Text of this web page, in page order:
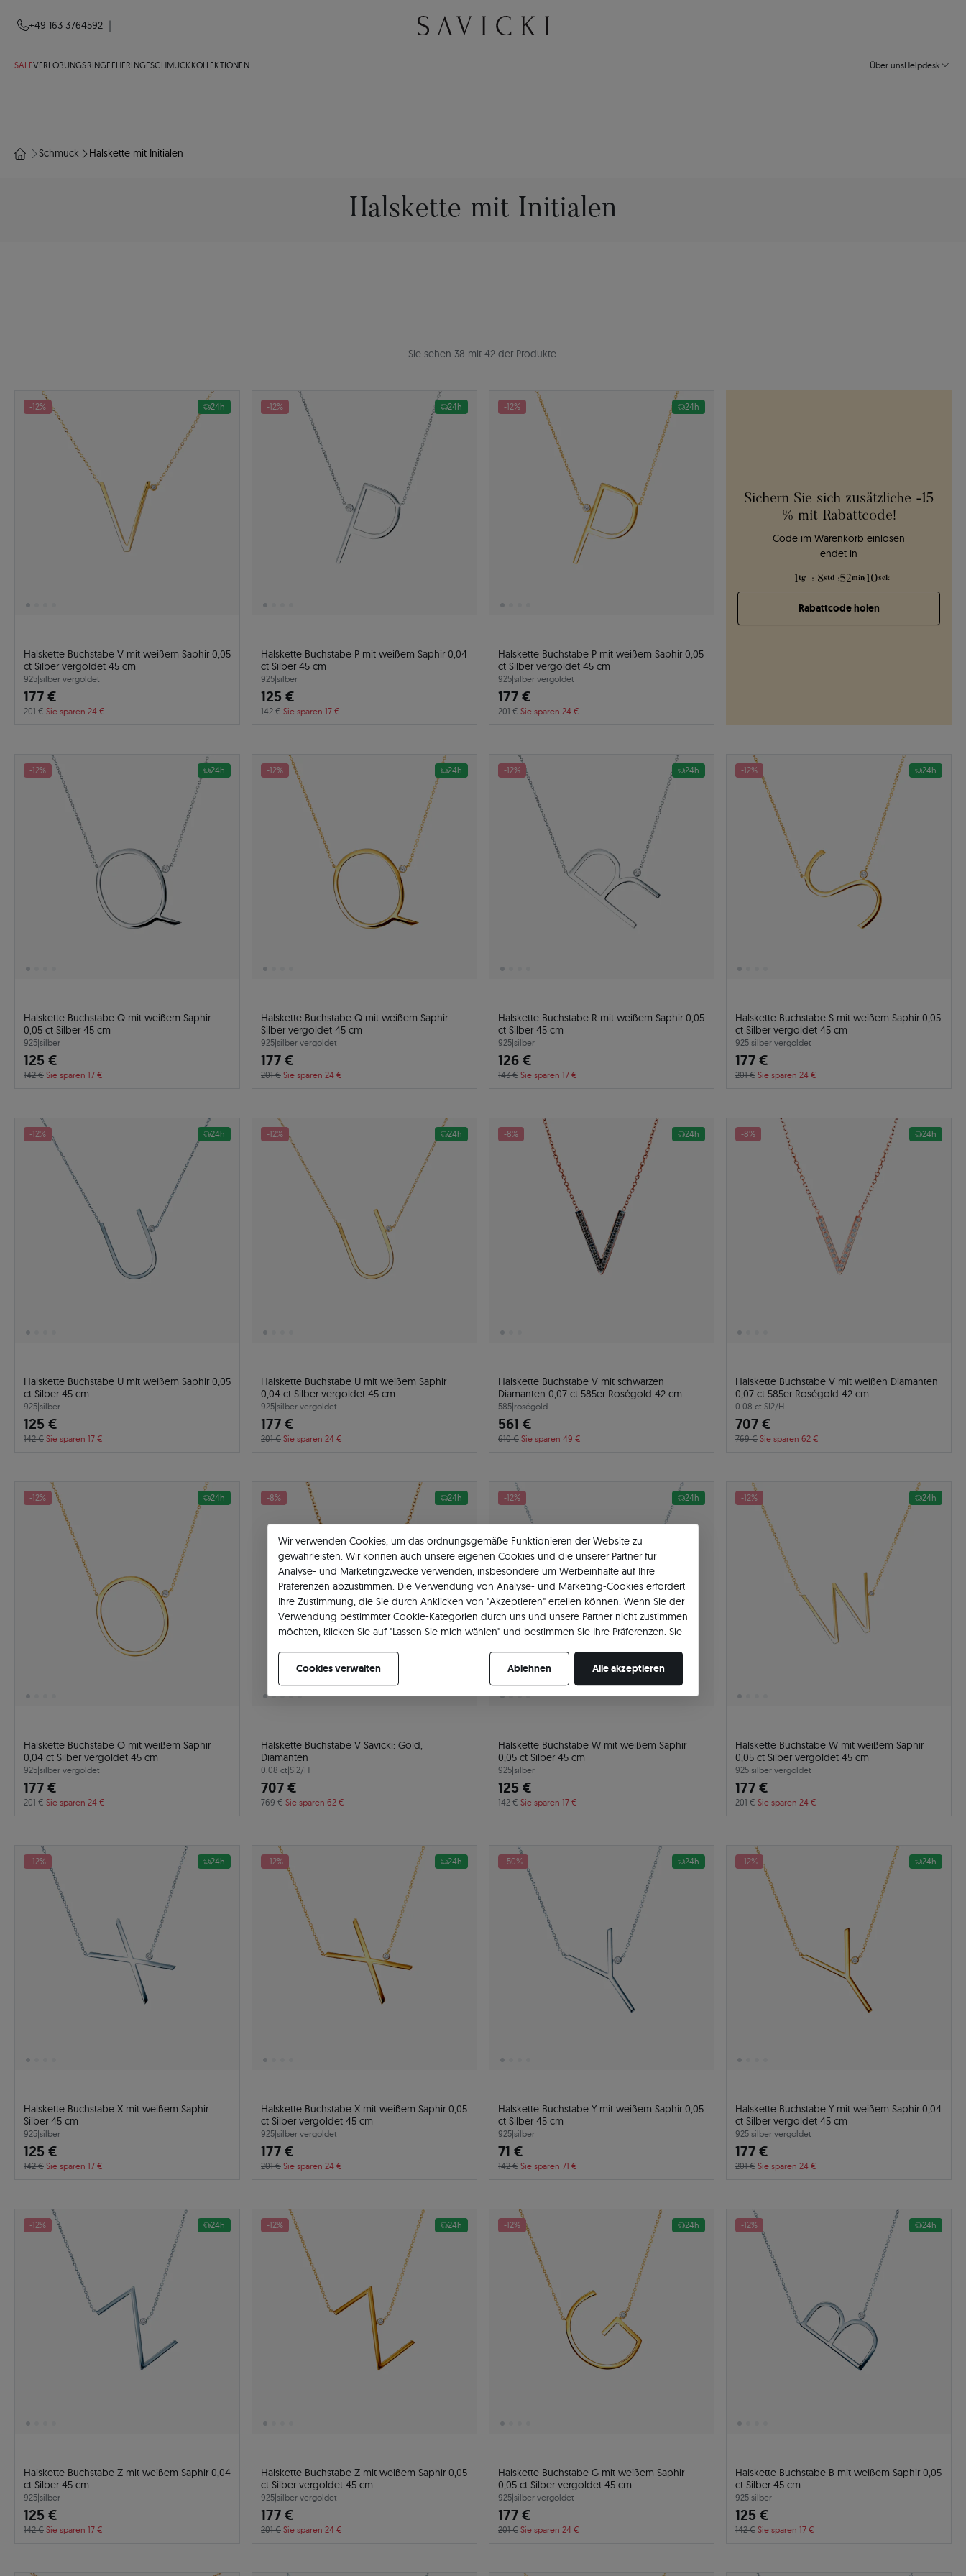
+49 163 3764592
SALEVERLOBUNGSRINGE EHERINGESCHMUCKKOLLEKTIONEN Über unsHelpdesk
Schmuck Halskette mit Initialen
Halskette mit Initialen
Sie sehen 38 mit 42 der Produkte.
Sichern Sie sich zusätzliche -15
% mit Rabattcode!
Code im Warenkorb einlösen
endet in
1 tg : 8std :52min: 9sek
Rabattcode holen
-12% 24h
Halskette Buchstabe V mit weißem Saphir 0,05
ct Silber vergoldet 45 cm
925|silber vergoldet
177 €
201 € Sie sparen 24 €
-12% 24h
Halskette Buchstabe P mit weißem Saphir 0,04
ct Silber 45 cm
925|silber
125 €
142 € Sie sparen 17 €
-12% 24h
Halskette Buchstabe P mit weißem Saphir 0,05
ct Silber vergoldet 45 cm
925|silber vergoldet
177 €
201 € Sie sparen 24 €
-12% 24h
Halskette Buchstabe Q mit weißem Saphir
0,05 ct Silber 45 cm
925|silber
125 €
142 € Sie sparen 17 €
-12% 24h
Halskette Buchstabe Q mit weißem Saphir
Silber vergoldet 45 cm
925|silber vergoldet
177 €
201 € Sie sparen 24 €
-12% 24h
Halskette Buchstabe R mit weißem Saphir 0,05
ct Silber 45 cm
925|silber
126 €
143 € Sie sparen 17 €
-12% 24h
Halskette Buchstabe S mit weißem Saphir 0,05
ct Silber vergoldet 45 cm
925|silber vergoldet
177 €
201 € Sie sparen 24 €
-12% 24h
Halskette Buchstabe U mit weißem Saphir 0,05
ct Silber 45 cm
925|silber
125 €
142 € Sie sparen 17 €
-12% 24h
Halskette Buchstabe U mit weißem Saphir
0,04 ct Silber vergoldet 45 cm
925|silber vergoldet
177 €
201 € Sie sparen 24 €
-8% 24h
Halskette Buchstabe V mit schwarzen
Diamanten 0,07 ct 585er Roségold 42 cm
585|roségold
561 €
610 € Sie sparen 49 €
-8% 24h
Halskette Buchstabe V mit weißen Diamanten
0,07 ct 585er Roségold 42 cm
0.08 ct|SI2/H
707 €
769 € Sie sparen 62 €
-12% 24h
Halskette Buchstabe O mit weißem Saphir
0,04 ct Silber vergoldet 45 cm
925|silber vergoldet
177 €
201 € Sie sparen 24 €
-8% 24h
Halskette Buchstabe V Savicki: Gold,
Diamanten
0.08 ct|SI2/H
707 €
769 € Sie sparen 62 €
-12% 24h
Halskette Buchstabe W mit weißem Saphir
0,05 ct Silber 45 cm
925|silber
125 €
142 € Sie sparen 17 €
-12% 24h
Halskette Buchstabe W mit weißem Saphir
0,05 ct Silber vergoldet 45 cm
925|silber vergoldet
177 €
201 € Sie sparen 24 €
-12% 24h
Halskette Buchstabe X mit weißem Saphir
Silber 45 cm
925|silber
125 €
142 € Sie sparen 17 €
-12% 24h
Halskette Buchstabe X mit weißem Saphir 0,05
ct Silber vergoldet 45 cm
925|silber vergoldet
177 €
201 € Sie sparen 24 €
-50% 24h
Halskette Buchstabe Y mit weißem Saphir 0,05
ct Silber 45 cm
925|silber
71 €
142 € Sie sparen 71 €
-12% 24h
Halskette Buchstabe Y mit weißem Saphir 0,04
ct Silber vergoldet 45 cm
925|silber vergoldet
177 €
201 € Sie sparen 24 €
-12% 24h
Halskette Buchstabe Z mit weißem Saphir 0,04
ct Silber 45 cm
925|silber
125 €
142 € Sie sparen 17 €
-12% 24h
Halskette Buchstabe Z mit weißem Saphir 0,05
ct Silber vergoldet 45 cm
925|silber vergoldet
177 €
201 € Sie sparen 24 €
-12% 24h
Halskette Buchstabe G mit weißem Saphir
0,05 ct Silber vergoldet 45 cm
925|silber vergoldet
177 €
201 € Sie sparen 24 €
-12% 24h
Halskette Buchstabe B mit weißem Saphir 0,05
ct Silber 45 cm
925|silber
125 €
142 € Sie sparen 17 €
Wir verwenden Cookies, um das ordnungsgemäße Funktionieren der Website zu
gewährleisten. Wir können auch unsere eigenen Cookies und die unserer Partner für
Analyse- und Marketingzwecke verwenden, insbesondere um Werbeinhalte auf Ihre
Präferenzen abzustimmen. Die Verwendung von Analyse- und Marketing-Cookies erfordert
Ihre Zustimmung, die Sie durch Anklicken von "Akzeptieren" erteilen können. Wenn Sie der
Verwendung bestimmter Cookie-Kategorien durch uns und unsere Partner nicht zustimmen
möchten, klicken Sie auf "Lassen Sie mich wählen" und bestimmen Sie Ihre Präferenzen. Sie
Cookies verwalten
Ablehnen Alle akzeptieren